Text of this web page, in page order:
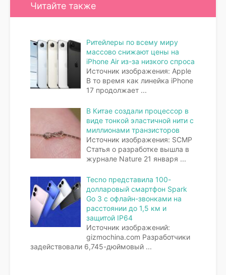
Читайте также
Ритейлеры по всему миру
массово снижают цены на
iPhone Air из-за низкого спроса
Источник изображения: Apple
В то время как линейка iPhone
17 продолжает ...
В Китае создали процессор в
виде тонкой эластичной нити с
миллионами транзисторов
Источник изображения: SCMP
Статья о разработке вышла в
журнале Nature 21 января ...
Tecno представила 100-
долларовый смартфон Spark
Go 3 с офлайн-звонками на
расстоянии до 1,5 км и
защитой IP64
Источник изображений:
gizmochina.com Разработчики
задействовали 6,745-дюймовый ...